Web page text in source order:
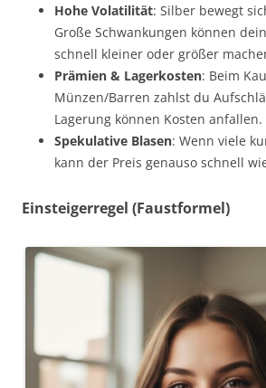
Hohe Volatilität: Silber bewegt
Große Schwankungen können
schnell kleiner oder größer
Prämien & Lagerkosten: Beim
Münzen/Barren zahlst du
Lagerung können Kosten anfallen.
Spekulative Blasen: Wenn viele
kann der Preis genauso schnell
Einsteigerregel (Faustformel)